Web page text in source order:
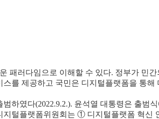
패러다임으로 이해할 수 있다. 정부가 민
를 제공하고 국민은 디지털플랫폼을 통
하였다(2022.9.2.). 윤석열 대통령은 출범
지털플랫폼위원회는 ① 디지털플랫폼 혁